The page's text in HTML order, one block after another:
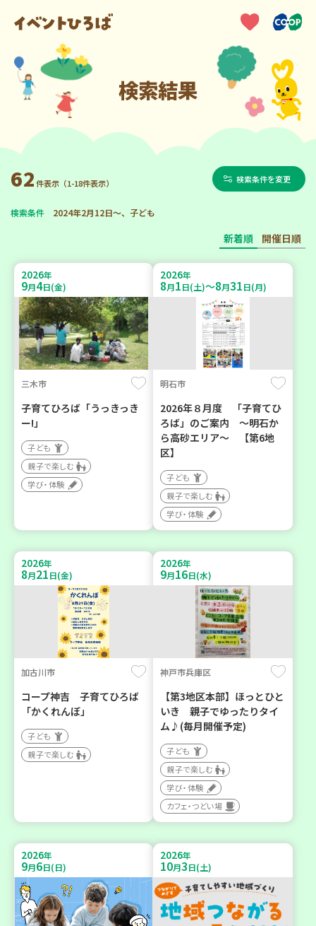
検索結果
62件表示（1-18件表示） 検索条件を変更
検索条件 2024年2月12日～、子ども
新着順 開催日順
2026年
9月4日(金)
三木市
子育てひろば「うっきっき
ー!」
子ども
親子で楽しむ
学び・体験
2026年
8月1日(土)～8月31日(月)
明石市
2026年８月度 「子育てひ
ろば」のご案内 ～明石か
ら高砂エリア～ 【第6地
区】
子ども
親子で楽しむ
学び・体験
2026年
8月21日(金)
加古川市
コープ神吉 子育てひろば
「かくれんぼ」
子ども
親子で楽しむ
2026年
9月16日(水)
神戸市兵庫区
【第3地区本部】ほっとひと
いき 親子でゆったりタイ
ム♪(毎月開催予定)
子ども
親子で楽しむ
学び・体験
カフェ・つどい場
2026年
9月6日(日)
2026年
10月3日(土)